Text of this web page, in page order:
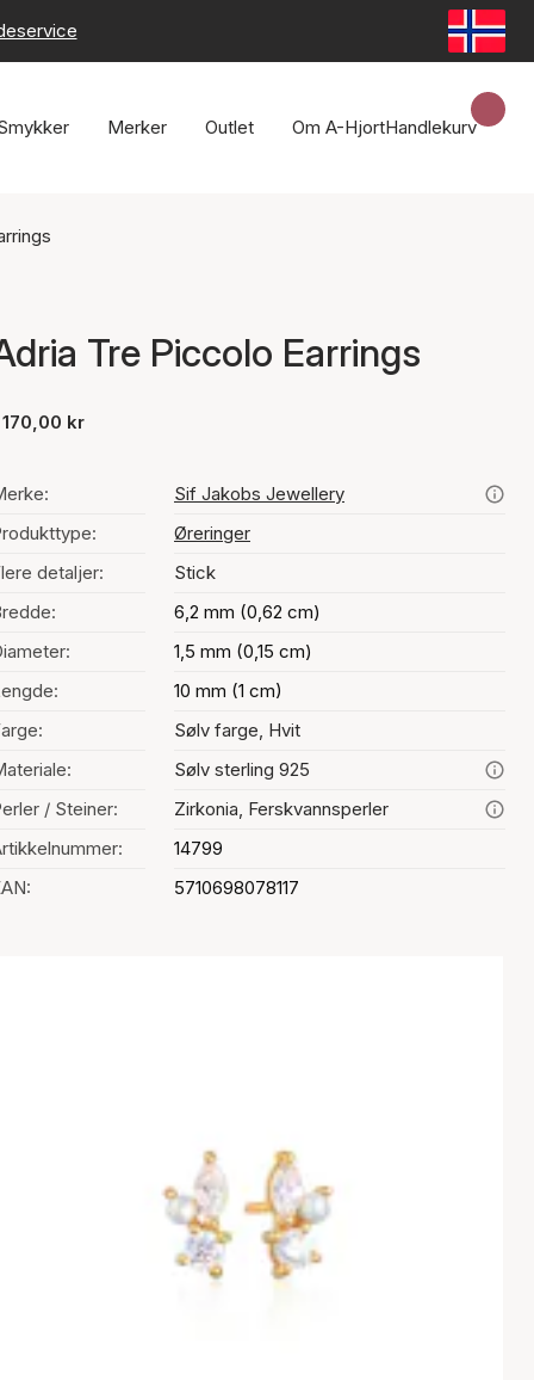
Merker Outlet Om A-HjortHandlekurv
Tre Piccolo Earrings
170,00 kr
Sif Jakobs Jewellery
Øreringer
detaljer:
Stick
6,2 mm (0,62 cm)
1,5 mm (0,15 cm)
10 mm (1 cm)
Sølv farge, Hvit
Sølv sterling 925
/ Steiner:
Zirkonia, Ferskvannsperler
14799
5710698078117